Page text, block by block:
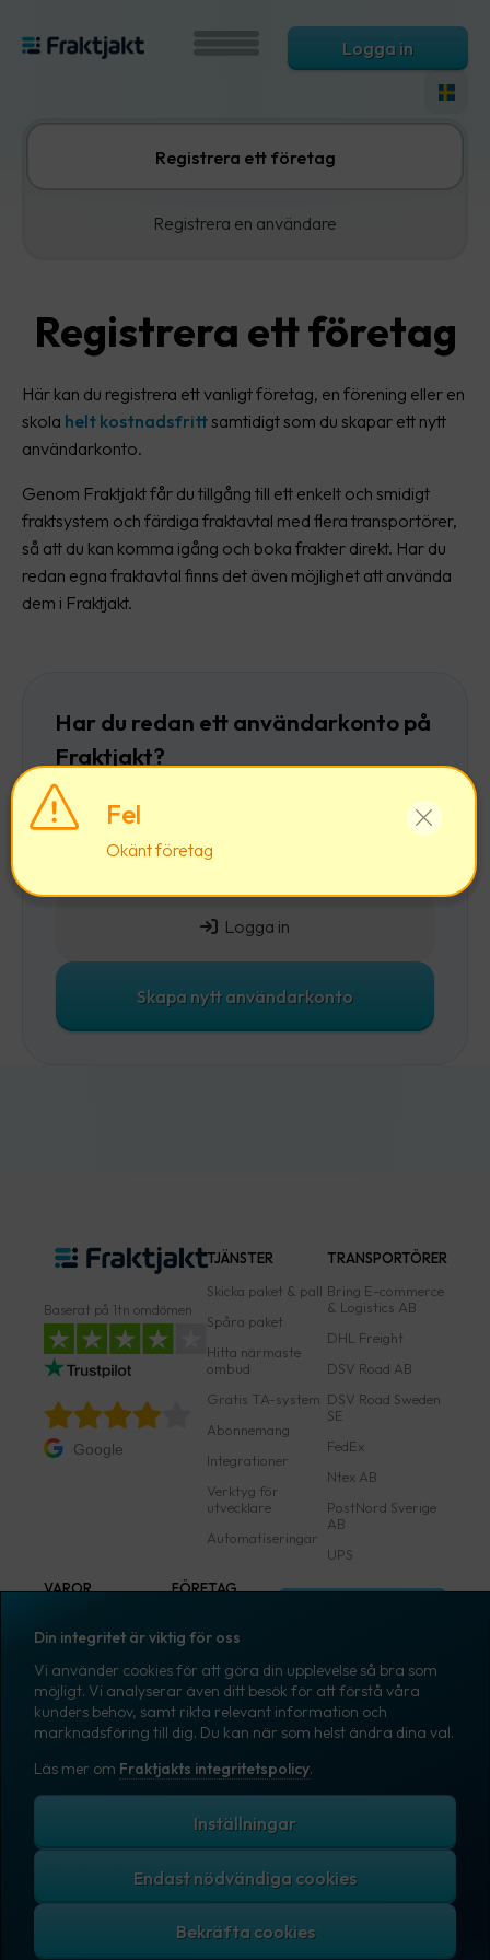
Logga in
Fel
Okänt företag
Registrera ett företag
Registrera en användare
Registrera ett företag
Här kan du registrera ett vanligt företag, en förening eller en
skola helt kostnadsfrittsamtidigt som du skapar ett nytt
användarkonto.
Genom Fraktjakt får du tillgång till ett enkelt och smidigt
fraktsystem och färdiga fraktavtal med flera transportörer,
så att du kan komma igång och boka frakter direkt. Har du
redan egna fraktavtal finns det även möjlighet att använda
dem i Fraktjakt.
Har du redan ett användarkonto på
Fraktjakt?
Då rekommenderar vi att du först
och
sedan lägger till ett företag till ditt befintliga
användarkonto.
Logga in
Skapa nytt användarkonto
Baserat på 1tn omdömen
Google
TJÄNSTER
Skicka paket & pall
Spåra paket
Hitta närmaste
ombud
Gratis TA-system
Abonnemang
Integrationer
Verktyg för
utvecklare
Automatiseringar
TRANSPORTÖRER
Bring E-commerce
& Logistics AB
DHL Freight
DSV Road AB
DSV Road Sweden
SE
FedEx
Ntex AB
PostNord Sverige
AB
UPS
VAROR
Märkning
Emballage
Emballagetillbehör
Kontorsvaror
FÖRETAG
Pressrum
Medarbetare
Jobb & karriär
Nyhetsarkiv
Blogg
Skapa konto
Copyright © 2007 – 2026 Fraktjakt AB. All rights reserved.
Din integritet är viktig för oss
Vi använder cookies för att göra din upplevelse så bra som
möjligt. Vi analyserar även ditt besök för att förstå våra
kunders behov, samt rikta relevant information och
marknadsföring till dig. Du kan när som helst ändra dina val.
Läs mer om Fraktjakts integritetspolicy.
Inställningar
Endast nödvändiga cookies